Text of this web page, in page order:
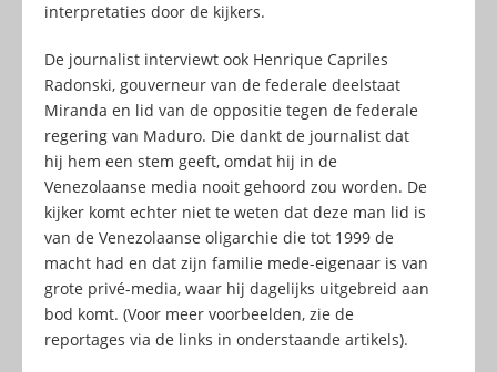
interpretaties door de kijkers.
De journalist interviewt ook Henrique Capriles
Radonski, gouverneur van de federale deelstaat
Miranda en lid van de oppositie tegen de federale
regering van Maduro. Die dankt de journalist dat
hij hem een stem geeft, omdat hij in de
Venezolaanse media nooit gehoord zou worden. De
kijker komt echter niet te weten dat deze man lid is
van de Venezolaanse oligarchie die tot 1999 de
macht had en dat zijn familie mede-eigenaar is van
grote privé-media, waar hij dagelijks uitgebreid aan
bod komt. (Voor meer voorbeelden, zie de
reportages via de links in onderstaande artikels).